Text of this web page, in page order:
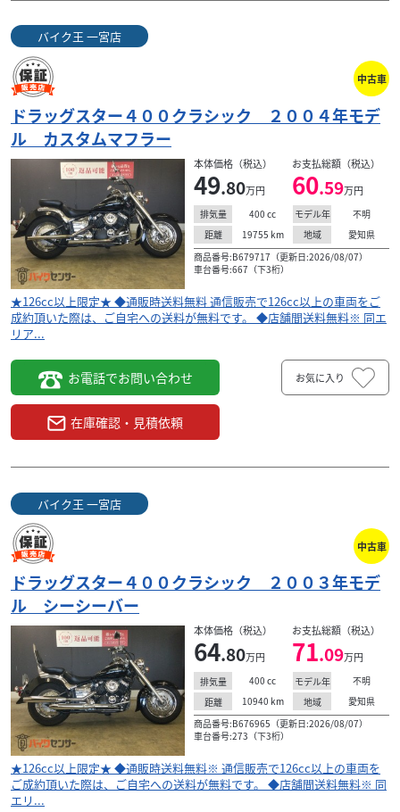
バイク王 一宮店
中古車
ドラッグスター４００クラシック ２００４年モデ
ル カスタムマフラー
本体価格（税込）
49.80万円
お支払総額（税込）
60.59万円
排気量 400 cc モデル年
不明
距離
19755 km 地域
愛知県
商品番号:B679717（更新日:2026/08/07）
車台番号:667（下3桁）
★126cc以上限定★ ◆通販時送料無料 通信販売で126cc以上の車両をご
成約頂いた際は、ご自宅への送料が無料です。 ◆店舗間送料無料※ 同エ
リア...
お電話でお問い合わせ
在庫確認・見積依頼
お気に入り
バイク王 一宮店
中古車
ドラッグスター４００クラシック ２００３年モデ
ル シーシーバー
本体価格（税込）
64.80万円
お支払総額（税込）
71.09万円
排気量 400 cc モデル年
不明
距離
10940 km 地域
愛知県
商品番号:B676965（更新日:2026/08/07）
車台番号:273（下3桁）
★126cc以上限定★ ◆通販時送料無料※ 通信販売で126cc以上の車両を
ご成約頂いた際は、ご自宅への送料が無料です。 ◆店舗間送料無料※ 同
エリ...